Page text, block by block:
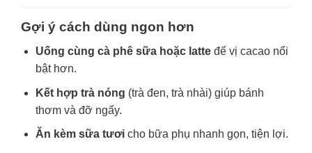
Gợi ý cách dùng ngon hơn
Uống cùng cà phê sữa hoặc latteđể vị cacao nổi
bật hơn.
Kết hợp trà nóng (trà đen, trà nhài) giúp bánh
thơm và đỡ ngấy.
Ăn kèm sữa tươicho bữa phụ nhanh gọn, tiện lợi.